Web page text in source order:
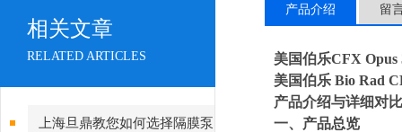
相关文章
RELATED ARTICLES
上海旦鼎教您如何选择隔膜泵
产品介绍 留
美国伯乐CFX Opus
美国伯乐 Bio Rad
产品介绍与详细对比
一、产品总览